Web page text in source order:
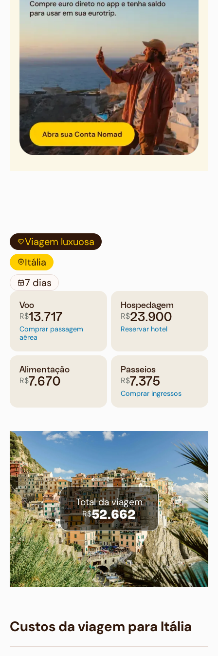
Viagem luxuosa
Itália
7 dias
Voo
R$13.717
Comprar passagem
aérea
Hospedagem
R$23.900
Reservar hotel
Alimentação
R$7.670
Passeios
R$7.375
Comprar ingressos
Total da viagem
R$52.662
Custos da viagem para Itália